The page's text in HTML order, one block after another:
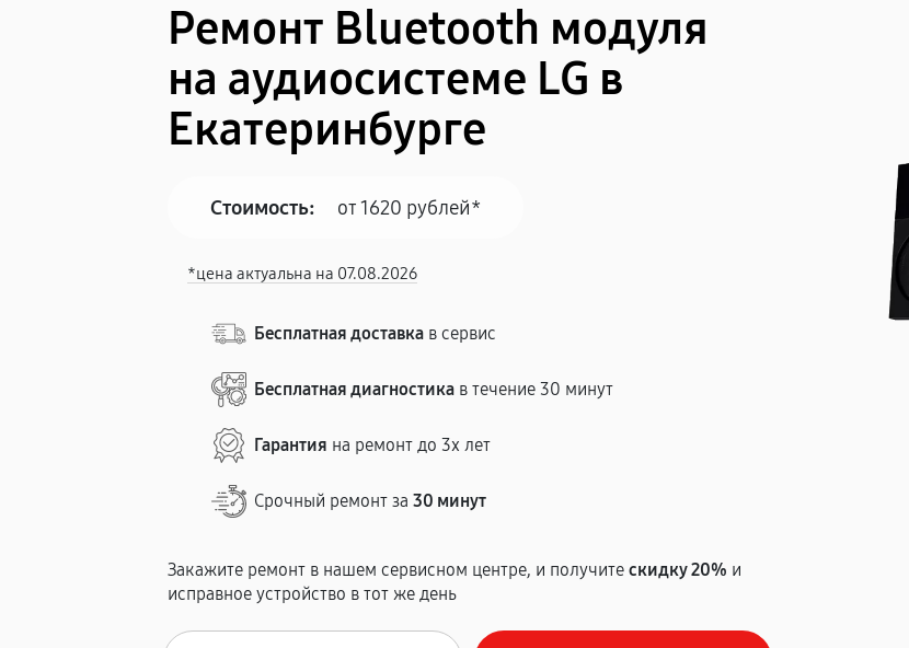
Ремонт Bluetooth модуля
на аудиосистеме LG в
Екатеринбурге
Стоимость: от 1620 рублей*
*цена актуальна на 07.08.2026
Бесплатная доставка в сервис
Бесплатная диагностика в течение 30 минут
Гарантия на ремонт до 3х лет
Срочный ремонт за30 минут
Закажите ремонт в нашем сервисном центре, и получитескидку 20% и
исправное устройство в тот же день